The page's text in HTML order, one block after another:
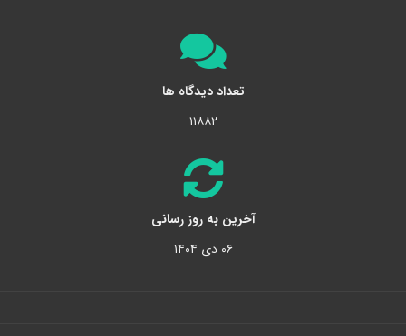
تعداد دیدگاه ها
۱۱۸۸۲
آخرین به روز رسانی
۰۶ دی ۱۴۰۴